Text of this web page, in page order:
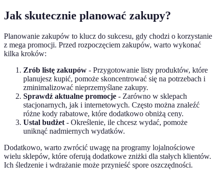
Jak skutecznie planować zakupy?
Planowanie zakupów to klucz do sukcesu, gdy chodzi o korzystanie
z mega promocji. Przed rozpoczęciem zakupów, warto wykonać
kilka kroków:
Zrób listę zakupów - Przygotowanie listy produktów, które
planujesz kupić, pomoże skoncentrować się na potrzebach i
zminimalizować nieprzemyślane zakupy.
Sprawdź aktualne promocje - Zarówno w sklepach
stacjonarnych, jak i internetowych. Często można znaleźć
różne kody rabatowe, które dodatkowo obniżą ceny.
Ustal budżet - Określenie, ile chcesz wydać, pomoże
uniknąć nadmiernych wydatków.
Dodatkowo, warto zwrócić uwagę na programy lojalnościowe
wielu sklepów, które oferują dodatkowe zniżki dla stałych klientów.
Ich śledzenie i wdrażanie może przynieść spore oszczędności.